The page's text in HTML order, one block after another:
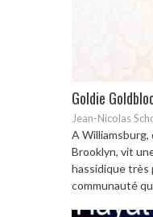
Goldie
Jean-Nicolas
A
Brooklyn, vit
hassidique très
communauté